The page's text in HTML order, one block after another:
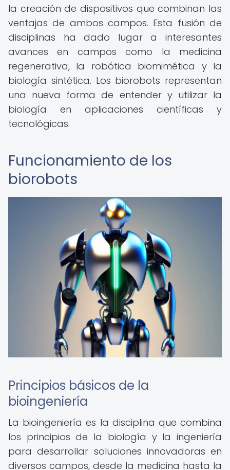
la creación de dispositivos que combinan las
ventajas de ambos campos. Esta fusión de
disciplinas ha dado lugar a interesantes
avances en campos como la medicina
regenerativa, la robótica biomimética y la
biología sintética. Los biorobots representan
una nueva forma de entender y utilizar la
biología en aplicaciones científicas y
tecnológicas.
Funcionamiento de los
biorobots
Principios básicos de la
bioingeniería
La bioingeniería es la disciplina que combina
los principios de la biología y la ingeniería
para desarrollar soluciones innovadoras en
diversos campos, desde la medicina hasta la